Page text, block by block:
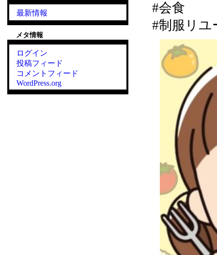
#会食
#制服リユ
最新情報
メタ情報
ログイン
投稿フィード
コメントフィード
WordPress.org